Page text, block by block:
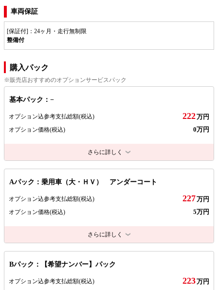
車両保証
[保証付]：24ヶ月・走行無制限
整備付
購入パック
※販売店おすすめのオプションサービスパック
基本パック：−
オプション込参考支払総額(税込) 222万円
オプション価格(税込) 0万円
さらに詳しく
Aパック：乗用車（大・ＨＶ） アンダーコート
オプション込参考支払総額(税込) 227万円
オプション価格(税込) 5万円
さらに詳しく
Bパック：【希望ナンバー】パック
オプション込参考支払総額(税込) 223万円